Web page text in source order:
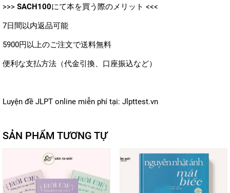
>>> SACH100にて本を買う際のメリット <<<
7日間以内返品可能
5900円以上のご注文で送料無料
便利な支払方法（代金引換、口座振込など）
Luyện đề JLPT online miễn phí tại: Jlpttest.vn
SẢN PHẨM TƯƠNG TỰ